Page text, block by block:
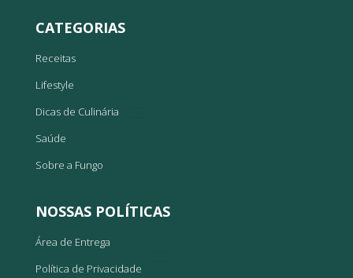
CATEGORIAS
Receitas
Lifestyle
Dicas de Culinária
Saúde
Sobre a Fungo
NOSSAS POLÍTICAS
Área de Entrega
Política de Privacidade